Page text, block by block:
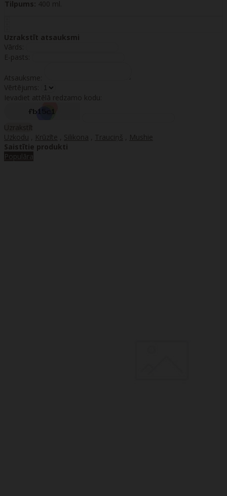
Tilpums: 400 ml.
Uzrakstīt atsauksmi
Vārds:
E-pasts:
Atsauksme:
Vērtējums:
Ievadiet attēlā redzamo kodu:
Uzrakstīt
Uzkodu , Krūzīte , Silikona , Trauciņš , Mushie
Saistītie produkti
Populāra